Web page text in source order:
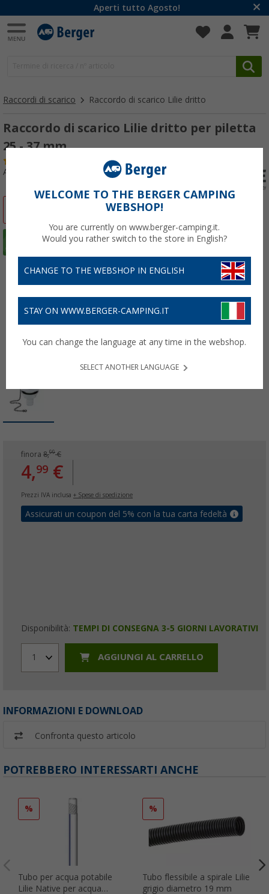
Aperti tutto Agosto!
Raccordi di scarico Raccordo di scarico Lilie dritto
Raccordo di scarico Lilie dritto per piletta
25 - 37 mm
Articolo n: 122020
finora 8,99€
4,99 €
Prezzi IVA inclusa + Spese di spedizione
Assicurati un coupon del 5% con la tua carta fedeltà
Disponibilità: TEMPI DI CONSEGNA 3-5 GIORNI LAVORATIVI
1 AGGIUNGI AL CARRELLO
INFORMAZIONI E DOWNLOAD
Confronta questo articolo
POTREBBERO INTERESSARTI ANCHE
%
Tubo per acqua potabile
Lilie Native per acqua
%
Tubo flessibile a spirale Lilie
grigio diametro 19 mm
WELCOME TO THE BERGER CAMPING
WEBSHOP!
You are currently on www.berger-camping.it.
Would you rather switch to the store in English?
CHANGE TO THE WEBSHOP IN ENGLISH
STAY ON WWW.BERGER-CAMPING.IT
You can change the language at any time in the webshop.
SELECT ANOTHER LANGUAGE